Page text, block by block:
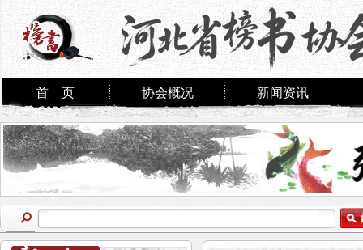
首 页 协会概况 新闻资讯